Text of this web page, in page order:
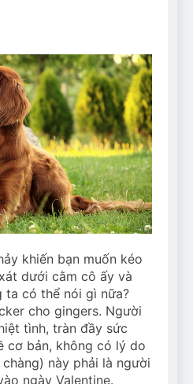
khiến bạn muốn kéo
dưới cằm cô ấy và
ta có thể nói gì nữa?
cho gingers. Người
tình, tràn đầy sức
cơ bản, không có lý do
này phải là người
ngày Valentine.